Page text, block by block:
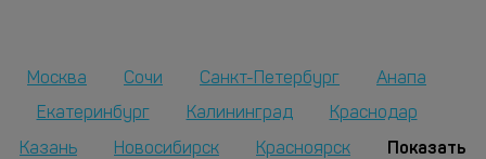
Москва Сочи Санкт-Петербург
Анапа
Екатеринбург
Калининград Краснодар
Казань Новосибирск Красноярск
Показать